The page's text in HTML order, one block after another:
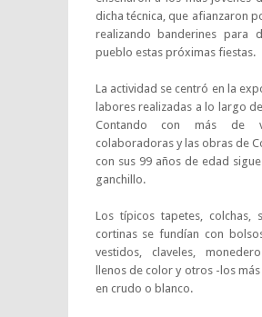
dicha técnica, que afianzaron
realizando banderines para
pueblo estas próximas fiestas.
La actividad se centró en la
labores realizadas a lo largo
Contando con más de
colaboradoras y las obras de
con sus 99 años de edad
ganchillo.
Los típicos tapetes, colchas,
cortinas se fundían con
vestidos, claveles,
llenos de color y otros -los
en crudo o blanco.